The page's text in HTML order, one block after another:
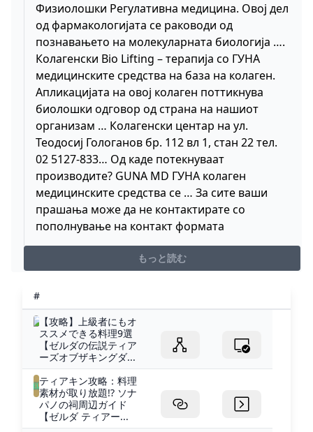
Физиолошки Регулативна медицина. Овој дел
од фармакологијата се раководи од
познавањето на молекуларната биологија ….
Колагенски Bio Lifting – терапија со ГУНА
медицинските средства на база на колаген.
Апликацијата на овој колаген поттикнува
биолошки одговор од страна на нашиот
организам … Колагенски центар на ул.
Теодосиј Гологанов бр. 112 вл 1, стан 22 тел.
02 5127-833… Од каде потекнуваат
производите? GUNA MD ГУНА колаген
медицинските средства се … За сите ваши
прашања може да не контактирате со
пополнување на контакт формата
もっと読む
#
【攻略】上級者にもオ
ススメできる料理9選
【ゼルダの伝説ティア
ーズオブザキングダ...
ティアキン攻略：料理
素材が取り放題!? ソナ
パノの祠周辺ガイド
【ゼルダ ティアー...